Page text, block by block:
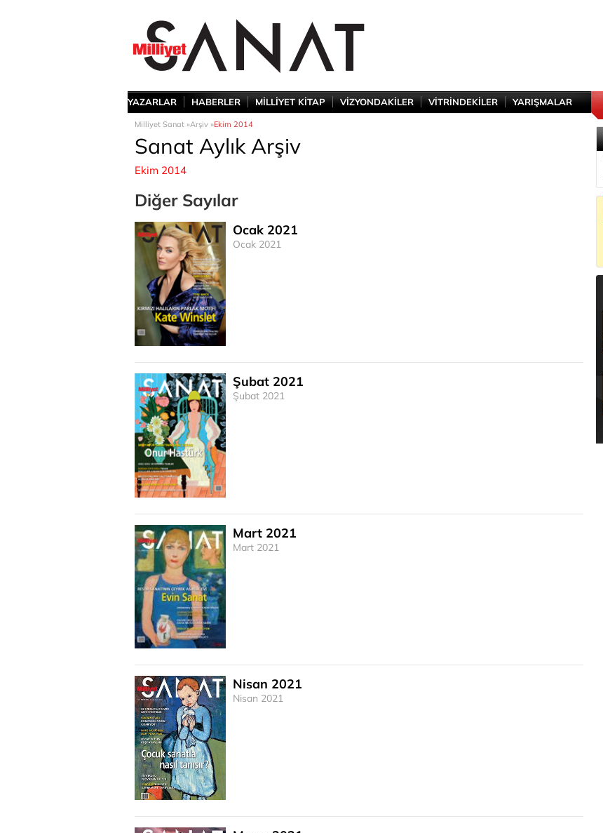
YAZARLAR HABERLER MİLLİYET KİTAP VİZYONDAKİLER VİTRİNDEKİLER YARIŞMALAR
Milliyet Sanat »Arşiv »Ekim 2014
Sanat Aylık Arşiv
Ekim 2014
Diğer Sayılar
Ocak 2021
Ocak 2021
Şubat 2021
Şubat 2021
Mart 2021
Mart 2021
Nisan 2021
Nisan 2021